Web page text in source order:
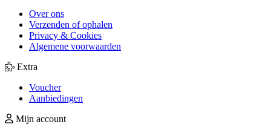
Over ons
Verzenden of ophalen
Privacy & Cookies
Algemene voorwaarden
Extra
Voucher
Aanbiedingen
Mijn account